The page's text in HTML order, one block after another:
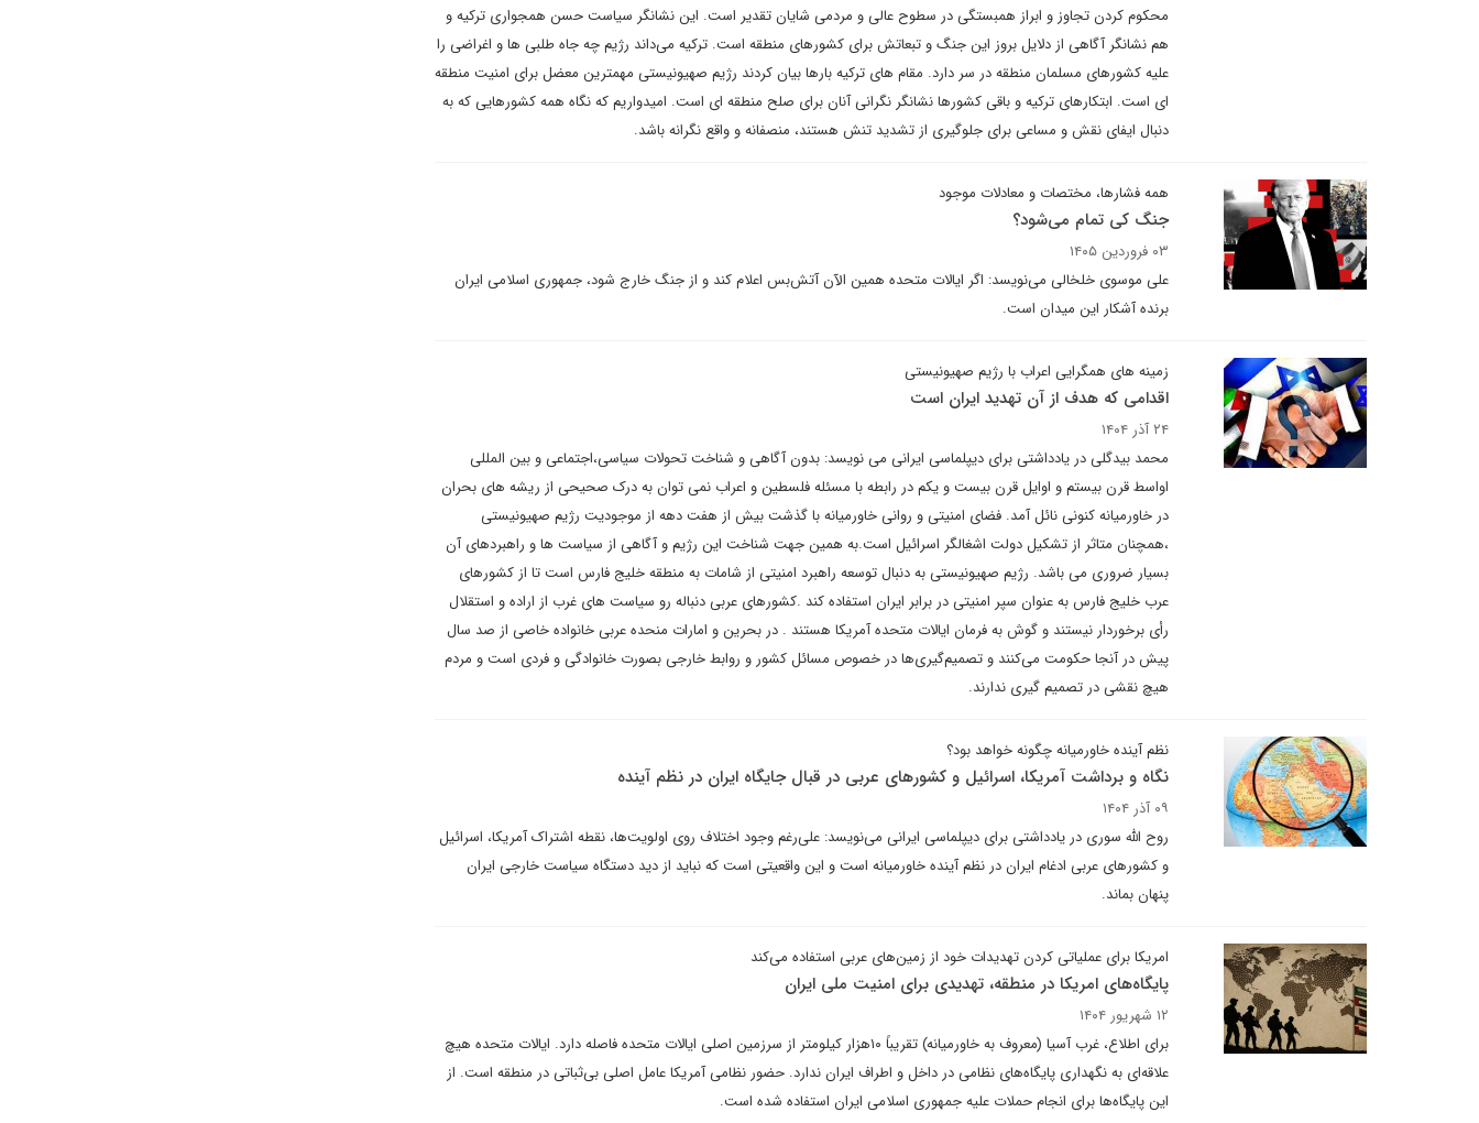
محکوم کردن تجاوز و ابراز همبستگی در سطوح عالی و مردمی شایان تقدیر است. این نشانگر سیاست حسن همجواری ترکیه و
هم نشانگر آگاهی از دلایل بروز این جنگ و تبعاتش برای کشورهای منطقه است. ترکیه می‌داند رژیم چه جاه طلبی ها و اغراضی را
علیه کشورهای مسلمان منطقه در سر دارد. مقام های ترکیه بارها بیان کردند رژیم صهیونیستی مهمترین معضل برای امنیت منطقه
ای است. ابتکارهای ترکیه و باقی کشورها نشانگر نگرانی آنان برای صلح منطقه ای است. امیدواریم که نگاه همه کشورهایی که به
دنبال ایفای نقش و مساعی برای جلوگیری از تشدید تنش هستند، منصفانه و واقع نگرانه باشد.
همه فشارها، مختصات و معادلات موجود
جنگ کی تمام می‌شود؟
۰۳ فروردین ۱۴۰۵
علی موسوی خلخالی می‌نویسد: اگر ایالات متحده همین الآن آتش‌بس اعلام کند و از جنگ خارج شود، جمهوری اسلامی ایران
برنده آشکار این میدان است.
زمینه های همگرایی اعراب با رژیم صهیونیستی
اقدامی که هدف از آن تهدید ایران است
۲۴ آذر ۱۴۰۴
محمد بیدگلی در یادداشتی برای دیپلماسی ایرانی می نویسد: بدون آگاهی و شناخت تحولات سیاسی،اجتماعی و بین المللی
اواسط قرن بیستم و اوایل قرن بیست و یکم در رابطه با مسئله فلسطین و اعراب نمی توان به درک صحیحی از ریشه های بحران
در خاورمیانه کنونی نائل آمد. فضای امنیتی و روانی خاورمیانه با گذشت بیش از هفت دهه از موجودیت رژیم صهیونیستی
،همچنان متاثر از تشکیل دولت اشغالگر اسرائیل است.به همین جهت شناخت این رژیم و آگاهی از سیاست ها و راهبردهای آن
بسیار ضروری می باشد. رژیم صهیونیستی به دنبال توسعه راهبرد امنیتی از شامات به منطقه خلیج فارس است تا از کشورهای
عرب خلیج‌ فارس به ‌عنوان سپر امنیتی در برابر ایران استفاده کند .کشورهای عربی دنباله رو سیاست های غرب از اراده و استقلال
رأی برخوردار نیستند و گوش به فرمان ایالات متحده آمریکا هستند . در بحرین و امارات منحده عربی خانواده خاصی از صد سال
پیش در آنجا حکومت می‌کنند و تصمیم‌گیری‌ها در خصوص مسائل کشور و روابط خارجی بصورت خانوادگی و فردی است و مردم
هیچ نقشی در تصمیم گیری ندارند.
نظم آینده خاورمیانه چگونه خواهد بود؟
نگاه و برداشت آمریکا، اسرائیل و کشورهای عربی در قبال جایگاه ایران در نظم آینده
۰۹ آذر ۱۴۰۴
روح الله سوری در یادداشتی برای دیپلماسی ایرانی می‌نویسد: علی‌رغم وجود اختلاف روی اولویت‌ها، نقطه اشتراک آمریکا، اسرائیل
و کشورهای عربی ادغام ایران در نظم آینده خاورمیانه است و این واقعیتی است که نباید از دید دستگاه سیاست خارجی ایران
پنهان بماند.
امریکا برای عملیاتی کردن تهدیدات خود از زمین‌های عربی استفاده می‌کند
پایگاه‌های امریکا در منطقه، تهدیدی برای امنیت ملی ایران
۱۲ شهریور ۱۴۰۴
برای اطلاع، غرب آسیا (معروف به خاورمیانه) تقریباً ۱۰هزار کیلومتر از سرزمین اصلی ایالات متحده فاصله دارد. ایالات متحده هیچ
علاقه‌ای به نگهداری پایگاه‌های نظامی در داخل و اطراف ایران ندارد. حضور نظامی آمریکا عامل اصلی بی‌ثباتی در منطقه است. از
این پایگاه‌ها برای انجام حملات علیه جمهوری اسلامی ایران استفاده شده است.